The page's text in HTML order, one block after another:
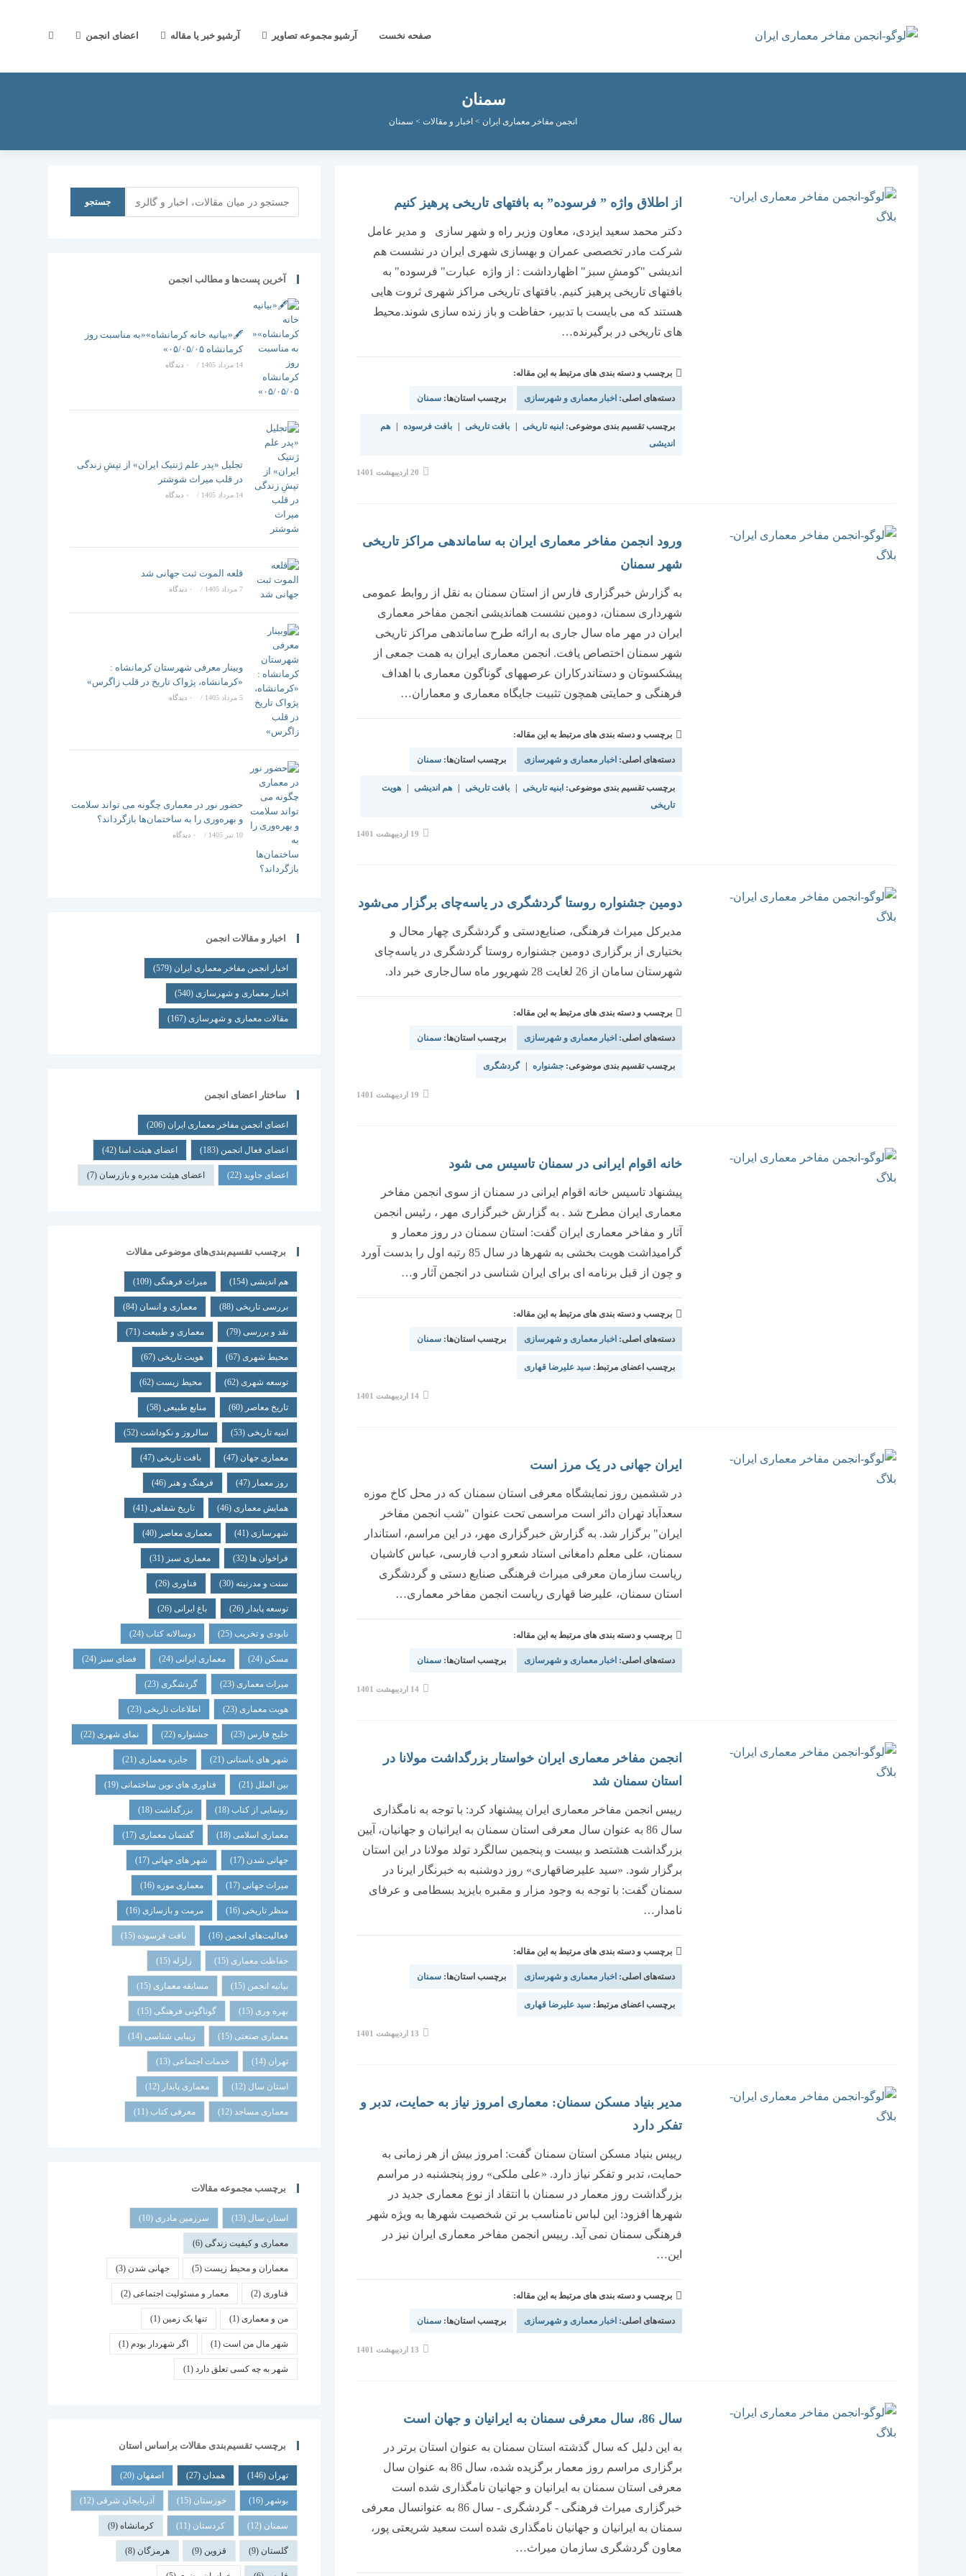
صفحه نخست آرشیو مجموعه تصاویر آرشیو خبر یا مقاله اعضای انجمن جستجوی
سمنان
انجمن مفاخر معماری ایران > اخبار و مقالات > سمنان
از اطلاق واژه ” فرسوده” به بافتهای تاریخی پرهیز کنیم
دکتر محمد سعید ایزدی، معاون وزیر راه و شهر سازی و مدیر عامل
شرکت مادر تخصصی عمران و بهسازی شهری ایران در نشست هم
اندیشی "کومشِ سبز" اظهارداشت : از واژه عبارت" فرسوده" به
بافتهای تاریخی پرهیز کنیم. بافتهای تاریخی مراکز شهری ثروت هایی
هستند که می بایست با تدبیر، حفاظت و باز زنده سازی شوند.محیط
های تاریخی در برگیرنده…
برچسب و دسته بندی های مرتبط به این مقاله:
دسته‌های اصلی: اخبار معماری و شهرسازی برچسب استان‌ها: سمنان
برچسب تقسیم بندی موضوعی: ابنیه تاریخی بافت تاریخی بافت فرسوده
هم
اندیشی
نوشته
منتشر
20 اردیبهشت 1401
ورود انجمن مفاخر معماری ایران به سامان‏دهی مراکز تاریخی
شهر سمنان
به گزارش خبرگزاری فارس از استان سمنان به نقل از روابط عمومی
شهرداری سمنان، دومین نشست هم‏اندیشی انجمن مفاخر معماری
ایران در مهر ماه سال جاری به ارائه طرح سامان‏دهی مراکز تاریخی
شهر سمنان اختصاص یافت. انجمن معماری ایران به همت جمعی از
پیشکسوتان و دست‏اندرکاران عرصه‏های گوناگون معماری با اهداف
فرهنگی و حمایتی همچون تثبیت جایگاه معماری و معماران…
برچسب و دسته بندی های مرتبط به این مقاله:
دسته‌های اصلی: اخبار معماری و شهرسازی برچسب استان‌ها: سمنان
برچسب تقسیم بندی موضوعی: ابنیه تاریخی بافت تاریخی هم اندیشی
هویت
تاریخی
نوشته
منتشر
19 اردیبهشت 1401
دومین جشنواره روستا گردشگری در یاسه‌چای برگزار می‌شود
مدیر‌کل میراث فرهنگی، صنایع‌دستی و گردشگری چهار محال و
بختیاری از برگزاری دومین جشنواره روستا گردشگری در یاسه‌چای
شهرستان سامان از 26 لغایت 28 شهریور ماه سال‌جاری خبر داد.
برچسب و دسته بندی های مرتبط به این مقاله:
دسته‌های اصلی: اخبار معماری و شهرسازی برچسب استان‌ها: سمنان
برچسب تقسیم بندی موضوعی: جشنواره گردشگری
نوشته
منتشر
19 اردیبهشت 1401
خانه اقوام ایرانی در سمنان تاسیس می شود
پیشنهاد تاسیس خانه اقوام ایرانی در سمنان از سوی انجمن مفاخر
معماری ایران مطرح شد . به گزارش خبرگزاری مهر ، رئیس انجمن
آثار و مفاخر معماری ایران گفت: استان سمنان در روز معمار و
گرامیداشت هویت بخشی به شهرها در سال 85 رتبه اول را بدست آورد
و چون از قبل برنامه ای برای ایران شناسی در انجمن آثار و…
برچسب و دسته بندی های مرتبط به این مقاله:
دسته‌های اصلی: اخبار معماری و شهرسازی برچسب استان‌ها: سمنان
برچسب اعضای مرتبط: سید علیرضا قهاری
نوشته
منتشر
14 اردیبهشت 1401
ایران جهانی در یک مرز است
در ششمین روز نمایشگاه معرفی استان سمنان که در محل کاخ موزه
سعدآباد تهران دائر است مراسمی تحت عنوان "شب انجمن مفاخر
ایران" برگزار شد. به گزارش خبرگزاری مهر، در این مراسم، استاندار
سمنان، علی معلم دامغانی استاد شعرو ادب فارسی، عباس کاشیان
ریاست سازمان معرفی میراث فرهنگی صنایع دستی و گردشگری
استان سمنان، علیرضا قهاری ریاست انجمن مفاخر معماری…
برچسب و دسته بندی های مرتبط به این مقاله:
دسته‌های اصلی: اخبار معماری و شهرسازی برچسب استان‌ها: سمنان
نوشته
منتشر
14 اردیبهشت 1401
انجمن مفاخر معماری ایران خواستار بزرگداشت مولانا در
استان سمنان شد
رییس انجمن مفاخر معماری ایران پیشنهاد کرد: با توجه به نامگذاری
سال 86 به عنوان سال معرفی استان سمنان به ایرانیان و جهانیان، آیین
بزرگداشت هشتصد و بیست و پنجمین سالگرد تولد مولانا در این استان
برگزار شود. «سید علیرضاقهاری» روز دوشنبه به خبرنگار ایرنا در
سمنان گفت: با توجه به وجود مزار و مقبره بایزید بسطامی و عرفای
نامدار…
برچسب و دسته بندی های مرتبط به این مقاله:
دسته‌های اصلی: اخبار معماری و شهرسازی برچسب استان‌ها: سمنان
برچسب اعضای مرتبط: سید علیرضا قهاری
نوشته
منتشر
13 اردیبهشت 1401
مدیر بنیاد مسکن سمنان: معماری امروز نیاز به حمایت، تدبر و
تفکر دارد
رییس بنیاد مسکن استان سمنان گفت: امروز بیش از هر زمانی به
حمایت، تدبر و تفکر نیاز دارد. «علی ملکی» روز پنجشنبه در مراسم
بزرگداشت روز معمار در سمنان با انتقاد از نوع معماری جدید در
شهرها افزود: این لباس نامناسب بر تن شخصیت شهرها به ویژه شهر
فرهنگی سمنان نمی آید. رییس انجمن مفاخر معماری ایران نیز در
این…
برچسب و دسته بندی های مرتبط به این مقاله:
دسته‌های اصلی: اخبار معماری و شهرسازی برچسب استان‌ها: سمنان
نوشته
منتشر
13 اردیبهشت 1401
سال 86، سال معرفی سمنان به ایرانیان و جهان است
به این دلیل که سال گذشته استان سمنان به عنوان استان برتر در
برگزاری مراسم روز معمار برگزیده شده، سال 86 به عنوان سال
معرفی استان سمنان به ایرانیان و جهانیان نامگذاری شده است
خبرگزاری میراث فرهنگی - گردشگری - سال 86 به عنوانسال معرفی
سمنان به ایرانیان و جهانیان نامگذاری شده است سعید شریعتی پور،
معاون گردشگری سازمان میراث…
جستجو
آخرین پست‌ها و مطالب انجمن
🖋️«بیانیه خانه کرمانشاه»«به مناسبت روز
کرمانشاه ۰۵/۰۵/۰۵»
14 مرداد 1405 / ۰ دیدگاه
تجلیل «پدر علم ژنتیک ایران» از تپشِ زندگی
در قلب میراث شوشتر
14 مرداد 1405 / ۰ دیدگاه
قلعه الموت ثبت جهانی شد
7 مرداد 1405 / ۰ دیدگاه
وبینار معرفی شهرستان کرمانشاه :
«کرمانشاه، پژواک تاریخ در قلب زاگرس»
5 مرداد 1405 / ۰ دیدگاه
حضور نور در معماری چگونه می تواند سلامت
و بهره‌وری را به ساختمان‌ها بازگرداند؟
10 تیر 1405 / ۰ دیدگاه
اخبار و مقالات انجمن
اخبار انجمن مفاخر معماری ایران (579)
اخبار معماری و شهرسازی(540)
مقالات معماری و شهرسازی(167)
ساختار اعضای انجمن
اعضای انجمن مفاخر معماری ایران (206)
اعضای فعال انجمن (183) اعضای هیئت امنا (42)
اعضای جاوید(22) اعضای هیئت مدیره و بازرسان (7)
برچسب تقسیم‌بندی‌های موضوعی مقالات
هم اندیشی(154) میراث فرهنگی(109)
بررسی تاریخی(88) معماری و انسان (84)
نقد و بررسی(79) معماری و طبیعت(71)
محیط شهری(67) هویت تاریخی(67)
توسعه شهری(62) محیط زیست(62)
تاریخ معاصر (60) منابع طبیعی(58)
ابنیه تاریخی(53) سالروز و نکوداشت(52)
معماری جهان (47) بافت تاریخی(47)
روز معمار (47) فرهنگ و هنر (46)
همایش معماری(46) تاریخ شفاهی(41)
شهرسازی(41) معماری معاصر (40)
فراخوان ها (32) معماری سبز (31)
سنت و مدرنیته (30) فناوری(26)
توسعه پایدار (26) باغ ایرانی(26)
نابودی و تخریب(25) دوسالانه کتاب(24)
مسکن (24) معماری ایرانی(24) فضای سبز (24)
میراث معماری(23) گردشگری(23)
هویت معماری(23) اطلاعات تاریخی(23)
خلیج فارس (23) جشنواره (22) نمای شهری(22)
شهر های باستانی(21) جایزه معماری(21)
بین الملل (21) فناوری های نوین ساختمانی(19)
رونمایی از کتاب(18) بزرگداشت(18)
معماری اسلامی(18) گفتمان معماری(17)
جهانی شدن (17) شهر های جهانی(17)
میراث جهانی(17) معماری موزه (16)
منظر تاریخی(16) مرمت و بازسازی(16)
فعالیت‌های انجمن (16) بافت فرسوده (15)
حفاظت معماری (15) زلزله (15)
بیانیه انجمن (15) مسابقه معماری (15)
بهره وری (15) گوناگونی فرهنگی (15)
معماری صنعتی (15) زیبایی شناسی (14)
تهران (14) خدمات اجتماعی (13)
استان سال (12) معماری پایدار (12)
معماری مساجد(12) معرفی کتاب (11)
برچسب مجموعه مقالات
استان سال (13) سرزمین مادری (10)
معماری و کیفیت زندگی(6)
معماران و محیط زیست(5) جهانی شدن (3)
فناوری(2) معمار و مسئولیت اجتماعی(2)
من و معماری(1) تنها یک زمین (1)
شهر مال من است(1) اگر شهردار بودم (1)
شهر به چه کسی تعلق دارد(1)
برچسب تقسیم‌بندی مقالات براساس استان
تهران (146) همدان (27) اصفهان (20)
بوشهر (16) خوزستان (15) آذربایجان شرقی (12)
سمنان (12) کردستان (11) کرمانشاه(9)
گلستان (9) قزوین (9) هرمزگان (8)